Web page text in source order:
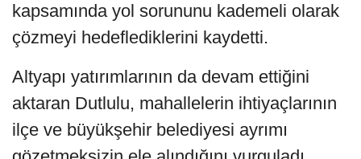
kapsamında yol sorununu kademeli olarak
çözmeyi hedeflediklerini kaydetti.
Altyapı yatırımlarının da devam ettiğini
aktaran Dutlulu, mahallelerin ihtiyaçlarının
ilçe ve büyükşehir belediyesi ayrımı